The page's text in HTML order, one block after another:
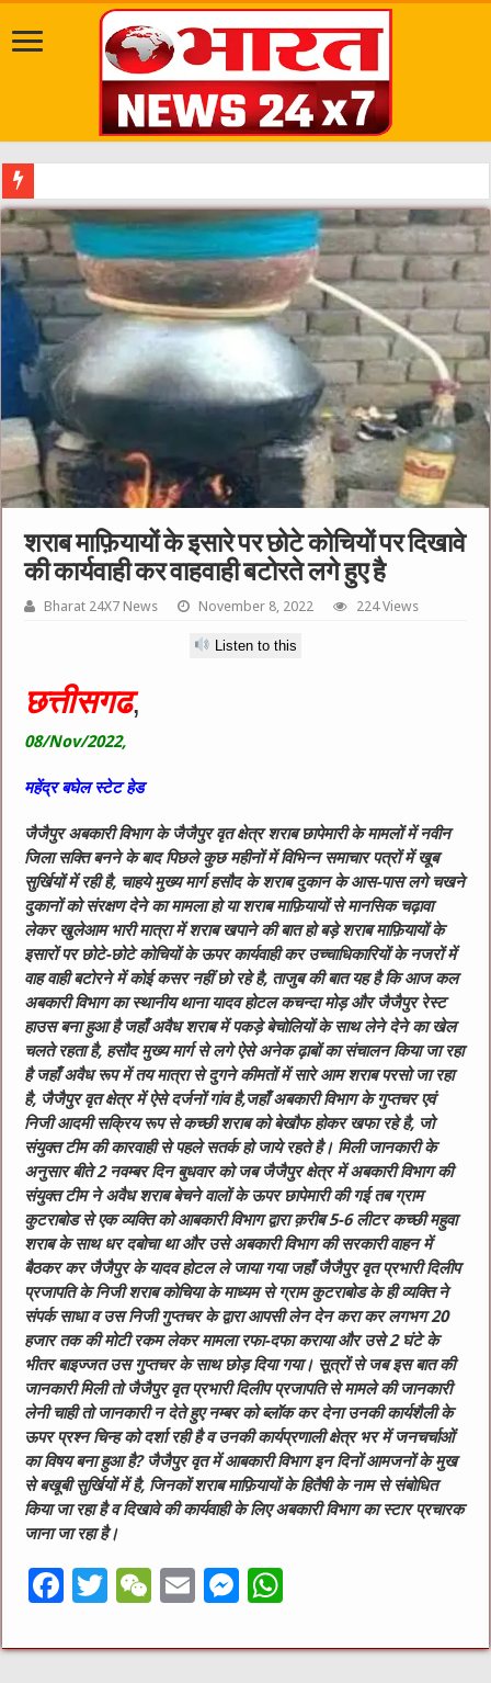
शराब माफ़ियायों के इसारे पर छोटे कोचियों पर दिखावे
की कार्यवाही कर वाहवाही बटोरते लगे हुए है
Bharat 24X7 News November 8, 2022 224 Views
Listen to this
छत्तीसगढ,
08/Nov/2022,
महेंद्र बघेल स्टेट हेड
जैजैपुर अबकारी विभाग के जैजैपुर वृत क्षेत्र शराब छापेमारी के मामलों में नवीन
जिला सक्ति बनने के बाद पिछले कुछ महीनों में विभिन्न समाचार पत्रों में खूब
सुर्खियों में रही है, चाहये मुख्य मार्ग हसौद के शराब दुकान के आस-पास लगे चखने
दुकानों को संरक्षण देने का मामला हो या शराब माफ़ियायों से मानसिक चढ़ावा
लेकर खुलेआम भारी मात्रा में शराब खपाने की बात हो बड़े शराब माफ़ियायों के
इसारों पर छोटे-छोटे कोचियों के ऊपर कार्यवाही कर उच्चाधिकारियों के नजरों में
वाह वाही बटोरने में कोई कसर नहीं छो रहे है, ताजुब की बात यह है कि आज कल
अबकारी विभाग का स्थानीय थाना यादव होटल कचन्दा मोड़ और जैजैपुर रेस्ट
हाउस बना हुआ है जहाँ अवैध शराब में पकड़े बेचोलियों के साथ लेने देने का खेल
चलते रहता है, हसौद मुख्य मार्ग से लगे ऐसे अनेक ढ़ाबों का संचालन किया जा रहा
है जहाँ अवैध रूप में तय मात्रा से दुगने कीमतों में सारे आम शराब परसो जा रहा
है, जैजैपुर वृत क्षेत्र में ऐसे दर्जनों गांव है,जहाँ अबकारी विभाग के गुप्तचर एवं
निजी आदमी सक्रिय रूप से कच्छी शराब को बेखौफ होकर खफा रहे है, जो
संयुक्त टीम की कारवाही से पहले सतर्क हो जाये रहते है। मिली जानकारी के
अनुसार बीते 2 नवम्बर दिन बुधवार को जब जैजैपुर क्षेत्र में अबकारी विभाग की
संयुक्त टीम ने अवैध शराब बेचने वालों के ऊपर छापेमारी की गई तब ग्राम
कुटराबोड से एक व्यक्ति को आबकारी विभाग द्वारा क़रीब 5-6 लीटर कच्छी महुवा
शराब के साथ धर दबोचा था और उसे अबकारी विभाग की सरकारी वाहन में
बैठकर कर जैजैपुर के यादव होटल ले जाया गया जहाँ जैजैपुर वृत प्रभारी दिलीप
प्रजापति के निजी शराब कोचिया के माध्यम से ग्राम कुटराबोड के ही व्यक्ति ने
संपर्क साधा व उस निजी गुप्तचर के द्वारा आपसी लेन देन करा कर लगभग 20
हजार तक की मोटी रकम लेकर मामला रफा-दफा कराया और उसे 2 घंटे के
भीतर बाइज्जत उस गुप्तचर के साथ छोड़ दिया गया। सूत्रों से जब इस बात की
जानकारी मिली तो जैजैपुर वृत प्रभारी दिलीप प्रजापति से मामले की जानकारी
लेनी चाही तो जानकारी न देते हुए नम्बर को ब्लॉक कर देना उनकी कार्यशैली के
ऊपर प्रश्न चिन्ह को दर्शा रही है व उनकी कार्यप्रणाली क्षेत्र भर में जनचर्चाओं
का विषय बना हुआ है? जैजैपुर वृत में आबकारी विभाग इन दिनों आमजनों के मुख
से बखूबी सुर्खियों में है, जिनकों शराब माफ़ियायों के हितैषी के नाम से संबोधित
किया जा रहा है व दिखावे की कार्यवाही के लिए अबकारी विभाग का स्टार प्रचारक
जाना जा रहा है।
F
c
T
it
W
C
E
ai
M
ss at